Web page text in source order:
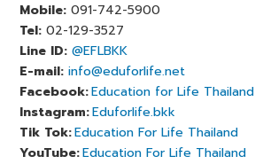
Mobile: 091-742-5900
Tel: 02-129-3527
Line ID: @EFLBKK
E-mail: info@eduforlife.net
Facebook:Education for Life Thailand
Instagram:Eduforlife.bkk
Tik Tok:Education For Life Thailand
YouTube:Education For Life Thailand